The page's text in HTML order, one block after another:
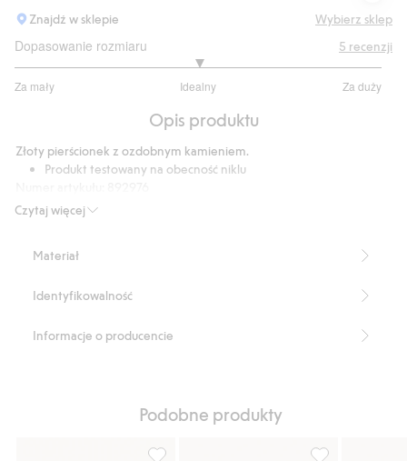
Znajdź w sklepie
Wybierz sklep
Dopasowanie rozmiaru
Za mały Idealny Za duży
na
5
głosów
5 recenzji
Opis produktu
Czytaj więcej
Złoty pierścionek z ozdobnym kamieniem.
Produkt testowany na obecność niklu
Recycled Metal
Materiał
Identyfikowalność
Informacje o producencie
Podobne produkty